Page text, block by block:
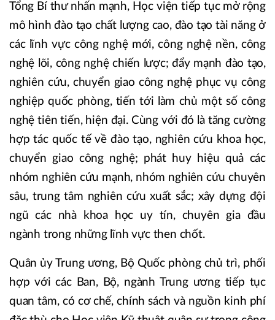
Tổng Bí thư nhấn mạnh, Học viện tiếp tục mở rộng
mô hình đào tạo chất lượng cao, đào tạo tài năng ở
các lĩnh vực công nghệ mới, công nghệ nền, công
nghệ lõi, công nghệ chiến lược; đẩy mạnh đào tạo,
nghiên cứu, chuyển giao công nghệ phục vụ công
nghiệp quốc phòng, tiến tới làm chủ một số công
nghệ tiên tiến, hiện đại. Cùng với đó là tăng cường
hợp tác quốc tế về đào tạo, nghiên cứu khoa học,
chuyển giao công nghệ; phát huy hiệu quả các
nhóm nghiên cứu mạnh, nhóm nghiên cứu chuyên
sâu, trung tâm nghiên cứu xuất sắc; xây dựng đội
ngũ các nhà khoa học uy tín, chuyên gia đầu
ngành trong những lĩnh vực then chốt.
Quân ủy Trung ương, Bộ Quốc phòng chủ trì, phối
hợp với các Ban, Bộ, ngành Trung ương tiếp tục
quan tâm, có cơ chế, chính sách và nguồn kinh phí